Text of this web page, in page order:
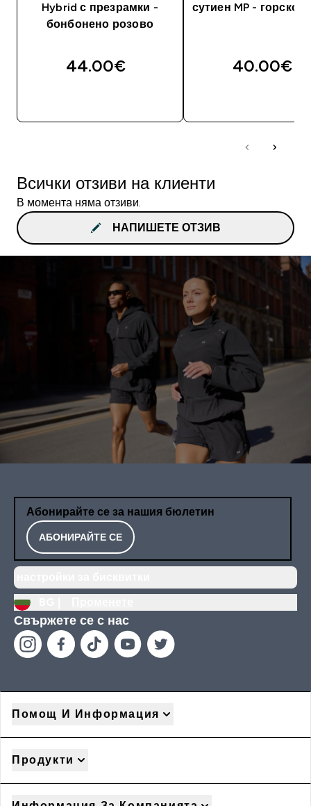
Hybrid с презрамки -
бонбонено розово
44.00€‎
сутиен MP - горско
40.00€‎
Всички отзиви на клиенти
В момента няма отзиви.
НАПИШЕТЕ ОТЗИВ
Абонирайте се за нашия бюлетин
АБОНИРАЙТЕ СЕ
Свържете се с нас
Помощ И Информация
Продукти